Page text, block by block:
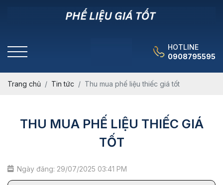
HOTLINE
0908795595
Trang chủ Tin tức Thu mua phế liệu thiếc giá tốt
THU MUA PHẾ LIỆU THIẾC GIÁ
TỐT
Ngày đăng: 29/07/2025 03:41 PM